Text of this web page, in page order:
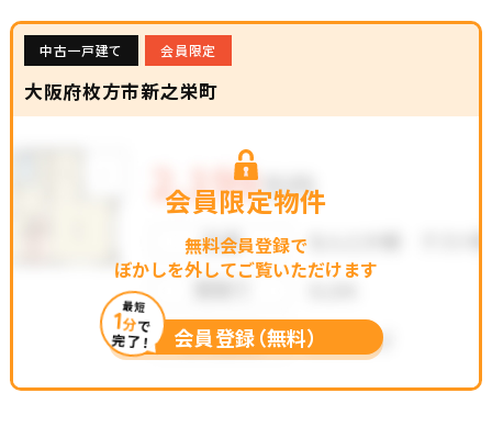
中古一戸建て 会員限定
大阪府枚方市新之栄町
会員限定物件
無料会員登録で
ぼかしを外してご覧いただけます
最短
1分で
完了！ 会員登録（無料）